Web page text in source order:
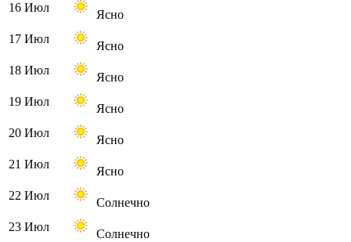
16 Июл
Ясно
17 Июл
Ясно
18 Июл
Ясно
19 Июл
Ясно
20 Июл
Ясно
21 Июл
Ясно
22 Июл
Солнечно
23 Июл
Солнечно